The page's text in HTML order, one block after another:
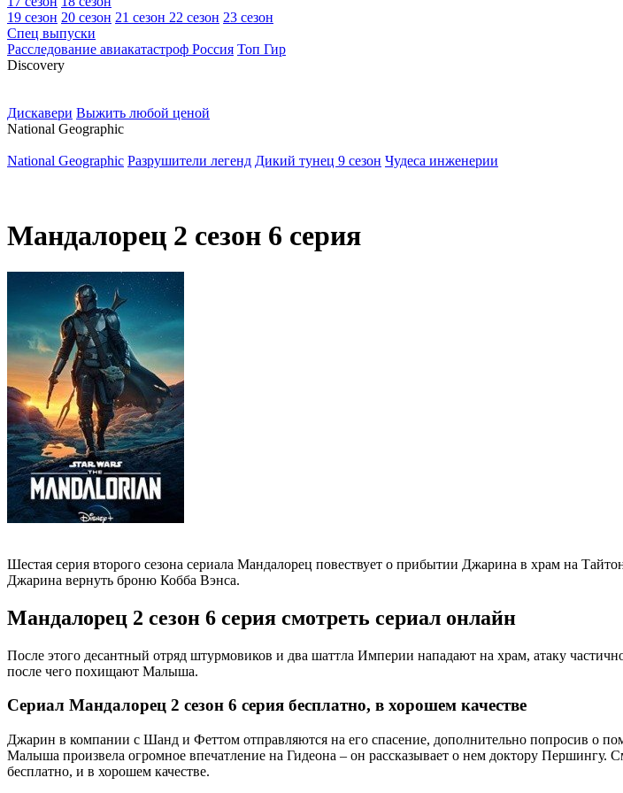
19 сезон 20 сезон 21 сезон 22 сезон 23 сезон
Спец выпуски
Расследование авиакатастроф Россия Топ Гир
Discovery
Дискавери Выжить любой ценой
National Geographic
National Geographic Разрушители легенд Дикий тунец 9 сезон Чудеса инженерии
Мандалорец 2 сезон 6 серия
Шестая серия второго сезона сериала Мандалорец повествует о прибытии Джарина в храм на
Джарина вернуть броню Кобба Вэнса.
Мандалорец 2 сезон 6 серия смотреть сериал онлайн
После этого десантный отряд штурмовиков и два шаттла Империи нападают на храм, атаку
после чего похищают Малыша.
Сериал Мандалорец 2 сезон 6 серия бесплатно, в хорошем качестве
Джарин в компании с Шанд и Феттом отправляются на его спасение, дополнительно попросив о
Малыша произвела огромное впечатление на Гидеона – он рассказывает о нем доктору Першингу.
бесплатно, и в хорошем качестве.